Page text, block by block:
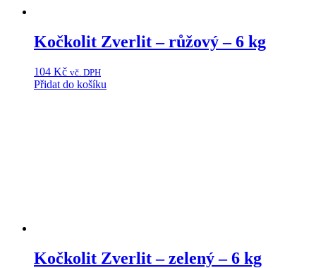
Kočkolit Zverlit – růžový – 6 kg
104 Kč vč. DPH
Přidat do košíku
Kočkolit Zverlit – zelený – 6 kg